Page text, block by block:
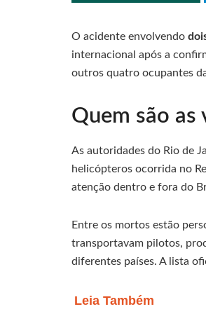
O acidente envolvendo
internacional após a
outros quatro ocupantes
Quem são as
As autoridades do Rio de
helicópteros ocorrida no
atenção dentro e fora do
Entre os mortos estão
transportavam pilotos,
diferentes países. A lista
Leia Também